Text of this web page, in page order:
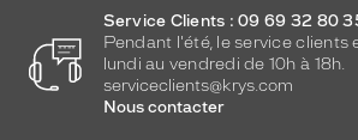
Service Clients : 09 69 32 80
Pendant l'été, le service clients
lundi au vendredi de 10h à 18h.
serviceclients@krys.com
Nous contacter